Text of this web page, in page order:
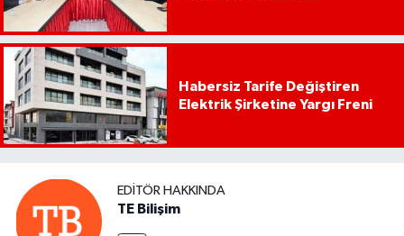
Habersiz Tarife Değiştiren
Elektrik Şirketine Yargı Freni
EDITÖR HAKKINDA
TE Bilişim